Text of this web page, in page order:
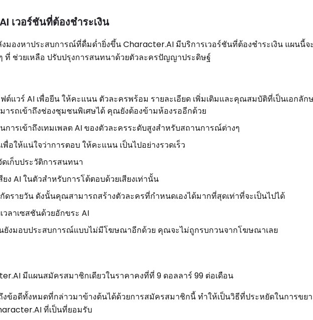
เวอร์ชันที่ต้องชำระเงิน
มองหาประสบการณ์ที่ดื่มด่ำยิ่งขึ้น Character.AI มีบริการเวอร์ชันที่ต้องชำระเงิน แผนนี้จ
ที่ ช่วยเหลือ ปรับปรุงการสนทนาด้วยตัวละครปัญญาประดิษฐ์
ต์แวร์ AI เพื่อยีน ให้คะแนน ตัวละครพร้อม รายละเอียด เพิ่มเติมและคุณสมบัติที่เป็นเอกลัก
ารถเข้าถึงช่องชุมชนพิเศษได้ คุณยังต้องข้ามห้องรออีกด้วย
การเข้าถึงเทมเพลต AI ของตัวละครระดับสูงสำหรับสถานการณ์ต่างๆ
พื่อให้แน่ใจว่าการตอบ ให้คะแนน เป็นไปอย่างรวดเร็ว
เก็บประวัติการสนทนา
ง AI ในตัวสำหรับการโต้ตอบด้วยเสียงเท่านั้น
ดรายวัน ดังนั้นคุณสามารถสร้างตัวละครที่กำหนดเองได้มากที่สุดเท่าที่จะเป็นไปได้
วลาเซสชันด้วยอักขระ AI
ยังมอบประสบการณ์แบบไม่มีโฆษณาอีกด้วย คุณจะไม่ถูกรบกวนจากโฆษณาเลย
มีแผนสมัครสมาชิกเดียวในราคาคงที่ที่ 9 ดอลลาร์ 99 ต่อเดือน
ข้อดีทั้งหมดที่กล่าวมาข้างต้นได้ด้วยการสมัครสมาชิกนี้ ทำให้เป็นวิธีที่ประหยัดในการขย
ที่เป็นที่ยอมรับ